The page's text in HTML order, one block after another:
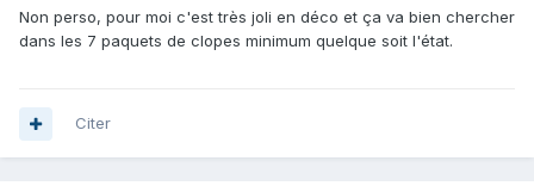
Non perso, pour moi c'est très joli en déco et ça va bien chercher
dans les 7 paquets de clopes minimum quelque soit l'état.
Citer